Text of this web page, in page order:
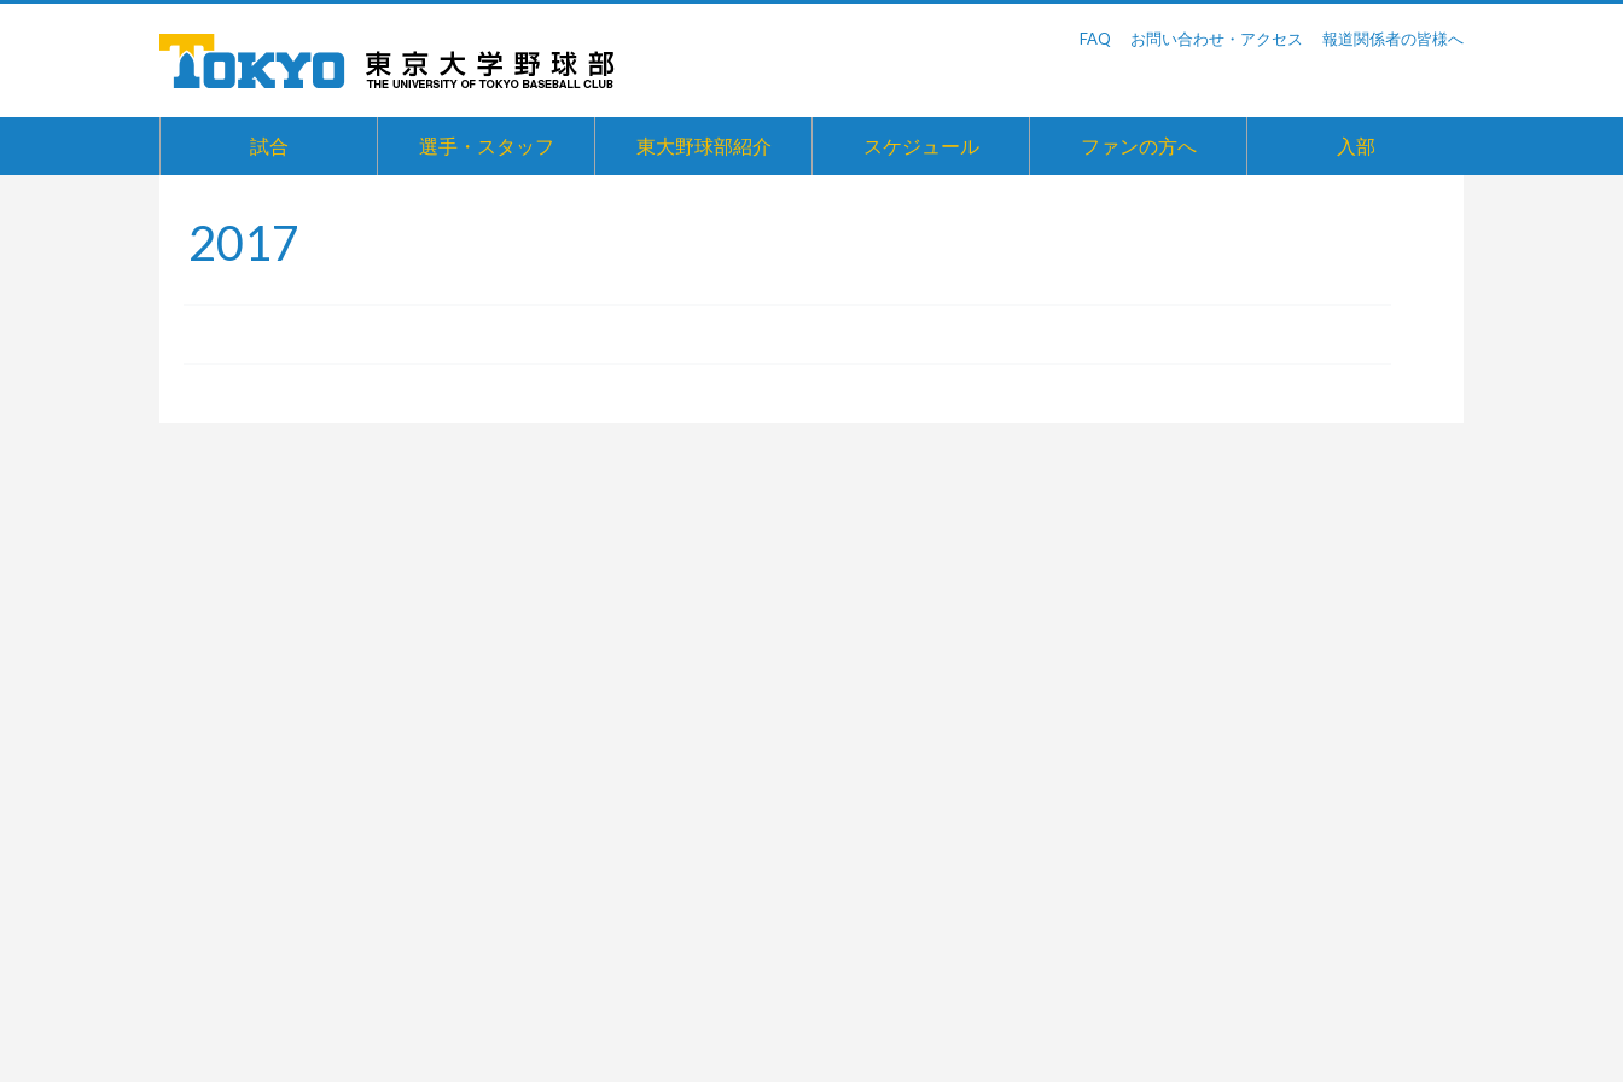
FAQ お問い合わせ・アクセス 報道関係者の皆様へ
試合 選手・スタッフ 東大野球部紹介 スケジュール ファンの方へ 入部
2017